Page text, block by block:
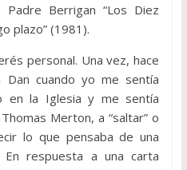
Berrigan “Los Diez
plazo” (1981).
personal. Una vez, hace
cuando yo me sentía
en la Iglesia y me sentía
Merton, a “saltar” o
lo que pensaba de una
En respuesta a una carta